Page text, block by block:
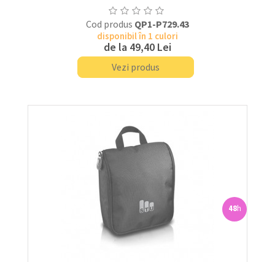
Cod produs QP1-P729.43
disponibil în 1 culori
de la 49,40 Lei
Vezi produs
48h